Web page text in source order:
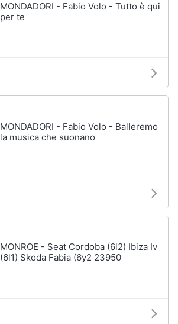
MONDADORI - Fabio Volo - Tutto è qui
per te
MONDADORI - Fabio Volo - Balleremo
la musica che suonano
MONROE - Seat Cordoba (6l2) Ibiza Iv
(6l1) Skoda Fabia (6y2 23950